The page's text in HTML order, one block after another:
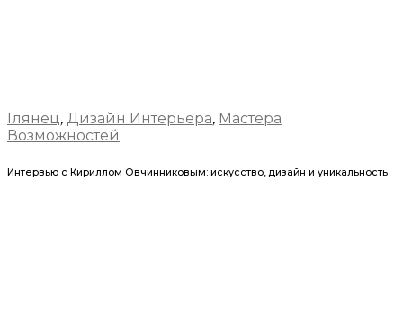
Глянец, Дизайн Интерьера, Мастера
Возможностей
Интервью с Кириллом Овчинниковым: искусство, дизайн и уникальность